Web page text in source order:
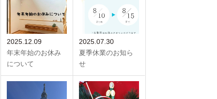
2025.12.09
年末年始のお休み
について
2025.07.30
夏季休業のお知ら
せ